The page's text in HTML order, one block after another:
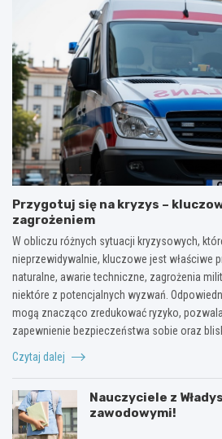
Przygotuj się na kryzys –
zagrożeniem
W obliczu różnych sytuacji kryzysowych,
nieprzewidywalnie, kluczowe jest właściwe
naturalne, awarie techniczne, zagrożenia
niektóre z potencjalnych wyzwań.
mogą znacząco zredukować ryzyko,
zapewnienie bezpieczeństwa sobie oraz
Czytaj dalej
Nauczyciele z
zawodowymi!